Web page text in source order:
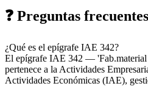
❓ Preguntas
¿Qué es el epígrafe IAE 342?
El epígrafe IAE 342 —
pertenece a la Actividades
Actividades Económicas (IAE),